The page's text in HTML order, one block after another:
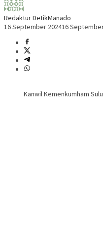
Redaktur DetikManado
16 September 202416
Kanwil Kemenkumham